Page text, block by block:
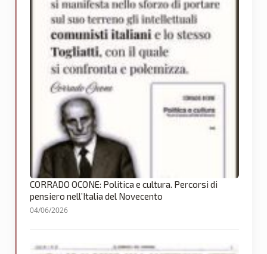
CORRADO OCONE: Politica e cultura. Percorsi di
pensiero nell’Italia del Novecento
04/06/2026